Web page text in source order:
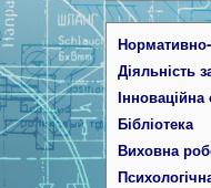
Діяльність
Інноваційна
Бібліотека
Виховна